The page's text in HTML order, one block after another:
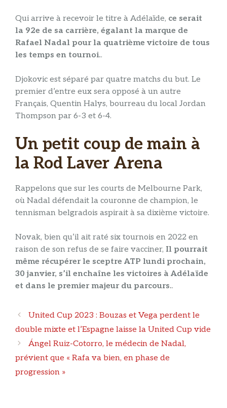
Qui arrive à recevoir le titre à Adélaïde, ce serait
la 92e de sa carrière, égalant la marque de
Rafael Nadal pour la quatrième victoire de tous
les temps en tournoi..
Djokovic est séparé par quatre matchs du but. Le
premier d’entre eux sera opposé à un autre
Français, Quentin Halys, bourreau du local Jordan
Thompson par 6-3 et 6-4.
Un petit coup de main à
la Rod Laver Arena
Rappelons que sur les courts de Melbourne Park,
où Nadal défendait la couronne de champion, le
tennisman belgradois aspirait à sa dixième victoire.
Novak, bien qu’il ait raté six tournois en 2022 en
raison de son refus de se faire vacciner, Il pourrait
même récupérer le sceptre ATP lundi prochain,
30 janvier, s’il enchaîne les victoires à Adélaïde
et dans le premier majeur du parcours..
Navigation
des
articles
United Cup 2023 : Bouzas et Vega perdent le
double mixte et l’Espagne laisse la United Cup vide
Ángel Ruiz-Cotorro, le médecin de Nadal,
prévient que « Rafa va bien, en phase de
progression »